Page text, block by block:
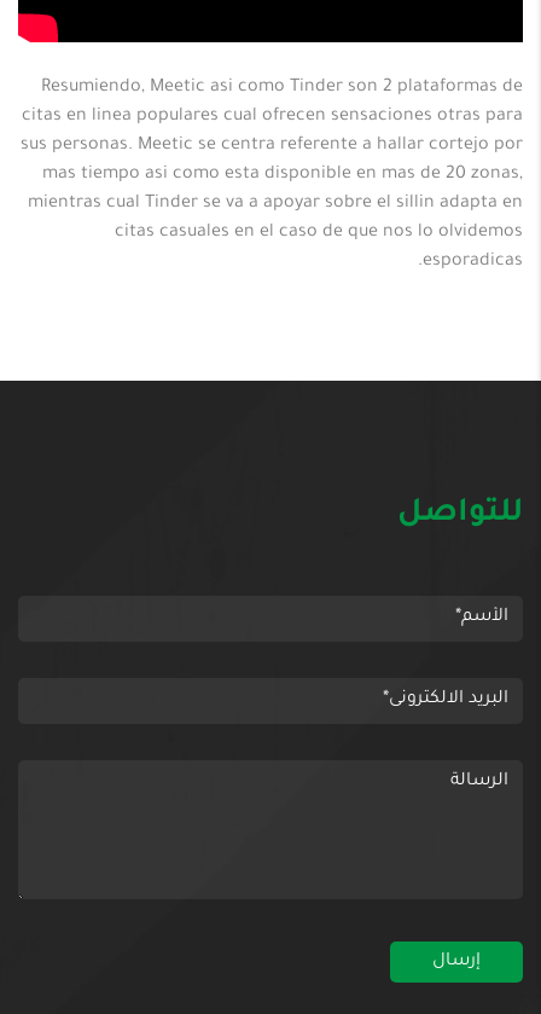
Resumiendo, Meetic asi como Tinder son 2 plataformas de
citas en linea populares cual ofrecen sensaciones otras para
sus personas. Meetic se centra referente a hallar cortejo por
mas tiempo asi como esta disponible en mas de 20 zonas,
mientras cual Tinder se va a apoyar sobre el sillin adapta en
citas casuales en el caso de que nos lo olvidemos
esporadicas.
للتواصل